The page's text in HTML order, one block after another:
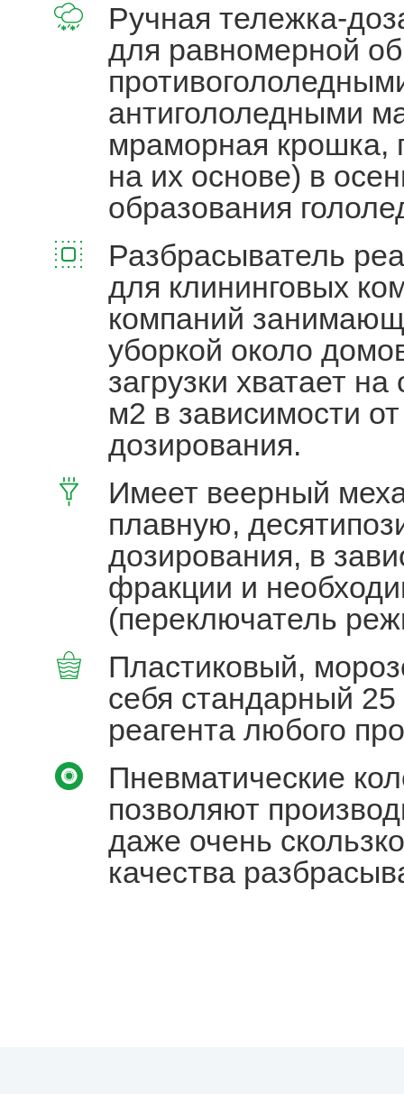
Ручная тележка-
для равномерной
антигололедными
мраморная крошка,
на их основе) в
образования
Разбрасыватель
для клининговых
компаний
уборкой около
загрузки хватает
м2 в зависимости
дозирования.
Имеет веерный
плавную,
дозирования, в
фракции и
(переключатель
Пластиковый,
себя стандарный 25
реагента любого
Пневматические
позволяют
даже очень
качества